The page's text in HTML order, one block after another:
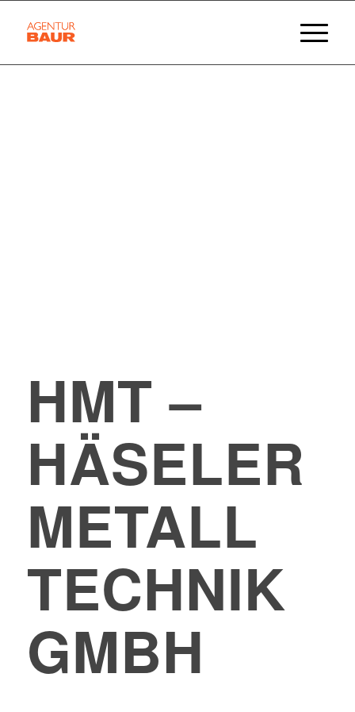
HMT –
HÄSELER
METALL
TECHNIK
GMBH